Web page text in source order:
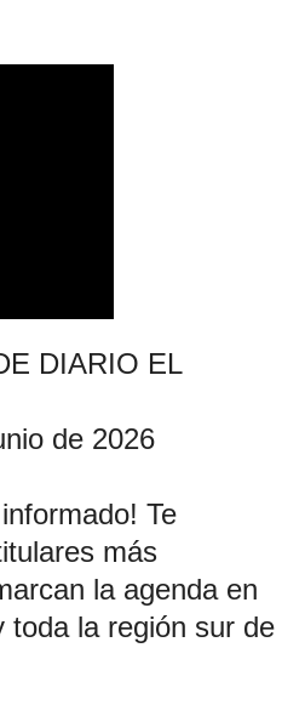
DIARIO EL
de 2026
Te
más
la agenda en
toda la región sur de